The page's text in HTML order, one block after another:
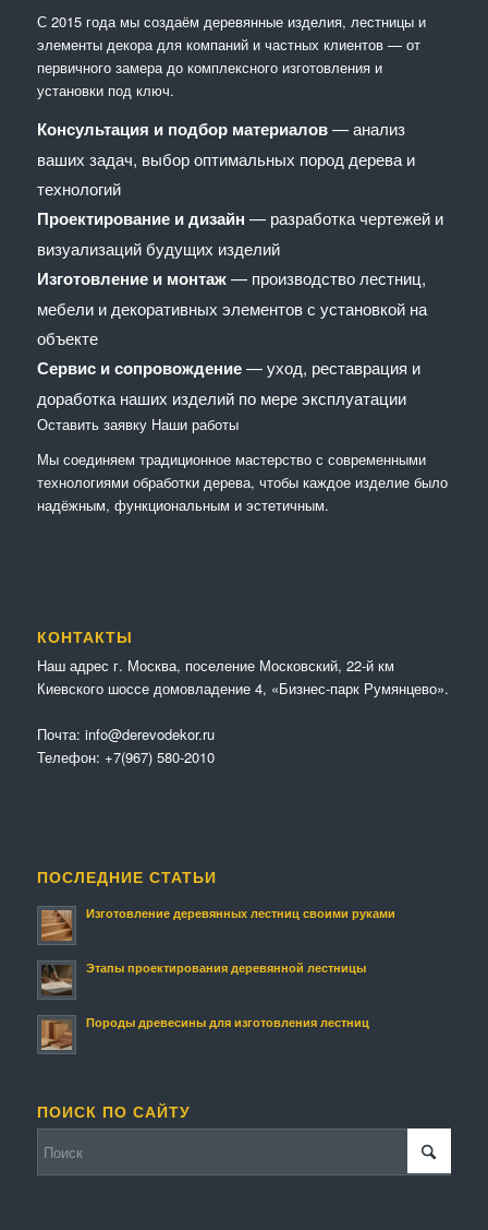
С 2015 года мы создаём деревянные изделия, лестницы и
элементы декора для компаний и частных клиентов — от
первичного замера до комплексного изготовления и
установки под ключ.
Консультация и подбор материалов— анализ
ваших задач, выбор оптимальных пород дерева и
технологий
Проектирование и дизайн — разработка чертежей и
визуализаций будущих изделий
Изготовление и монтаж— производство лестниц,
мебели и декоративных элементов с установкой на
объекте
Сервис и сопровождение— уход, реставрация и
доработка наших изделий по мере эксплуатации
Оставить заявку Наши работы
Мы соединяем традиционное мастерство с современными
технологиями обработки дерева, чтобы каждое изделие было
надёжным, функциональным и эстетичным.
КОНТАКТЫ
Наш адрес г. Москва, поселение Московский, 22-й км
Киевского шоссе домовладение 4, «Бизнес-парк Румянцево».
Почта: info@derevodekor.ru
Телефон: +7(967) 580-2010
ПОСЛЕДНИЕ СТАТЬИ
Изготовление деревянных лестниц своими руками
Этапы проектирования деревянной лестницы
Породы древесины для изготовления лестниц
ПОИСК ПО САЙТУ